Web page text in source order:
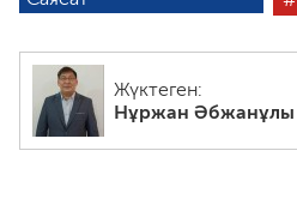
Жүктеген:
Нұржан Әбжанұлы